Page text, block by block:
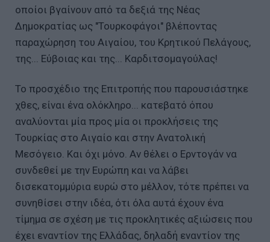
οποίοι βγαίνουν από τα δεξιά της Νέας
Δημοκρατίας ως "Τουρκοφάγοι" βλέποντας
παραχώρηση του Αιγαίου, του Κρητικού Πελάγους,
της... Εύβοιας και της... Καρδιτσομαγούλας!
Το προσχέδιο της Επιτροπής που παρουσιάστηκε
χθες, είναι ένα ολόκληρο... κατεβατό όπου
αναλύονται μία προς μία οι προκλήσεις της
Τουρκίας στο Αιγαίο και στην Ανατολική
Μεσόγειο. Και όχι μόνο. Αν θέλει ο Ερντογάν να
συνδεθεί με την Ευρώπη και να λάβει
δισεκατομμύρια ευρώ στο μέλλον, τότε πρέπει να
συνηθίσει στην ιδέα, ότι όλα αυτά έχουν ένα
τίμημα σε σχέση με τις προκλητικές αξιώσεις που
έχει εναντίον της Ελλάδας, δηλαδή εναντίον της